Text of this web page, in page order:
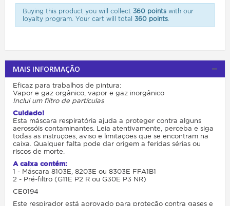
Buying this product you will collect 360 pointswith our
loyalty program. Your cart will total 360 points.
MAIS INFORMAÇÃO
Eficaz para trabalhos de pintura:
Vapor e gaz orgânico, vapor e gaz inorgânico
Inclui um filtro de partículas
Cuidado!
Esta máscara respiratória ajuda a proteger contra alguns
aerossóis contaminantes. Leia atentivamente, perceba e siga
todas as instruções, aviso e limitações que se encontram na
caixa. Qualquer falta pode dar origem a feridas sérias ou
riscos de morte.
A caixa contém:
1 - Máscara 8103E, 8203E ou 8303E FFA1B1
2 - Pré-filtro (G11E P2 R ou G30E P3 NR)
CE0194
Este respirador está aprovado para proteção contra gases e